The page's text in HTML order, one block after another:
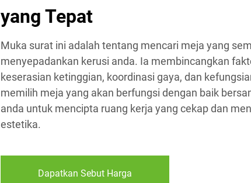
yang Tepat
Muka surat ini adalah tentang mencari meja yang
menyepadankan kerusi anda. Ia membincangkan
keserasian ketinggian, koordinasi gaya, dan
memilih meja yang akan berfungsi dengan baik
anda untuk mencipta ruang kerja yang cekap dan
estetika.
Dapatkan Sebut Harga